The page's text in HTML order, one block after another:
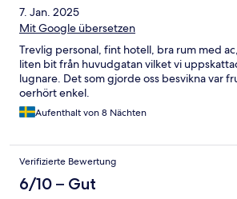
7. Jan. 2025
Mit Google übersetzen
Trevlig personal, fint hotell, bra rum med
liten bit från huvudgatan vilket vi
lugnare. Det som gjorde oss besvikna var
oerhört enkel.
Aufenthalt von 8 Nächten
Verifizierte Bewertung
6/10 – Gut